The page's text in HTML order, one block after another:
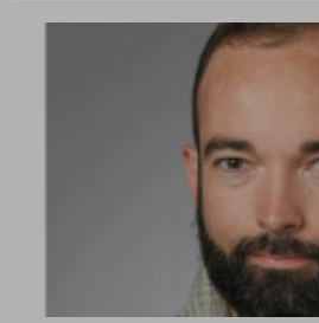
Newsletter
de la transformation publique.